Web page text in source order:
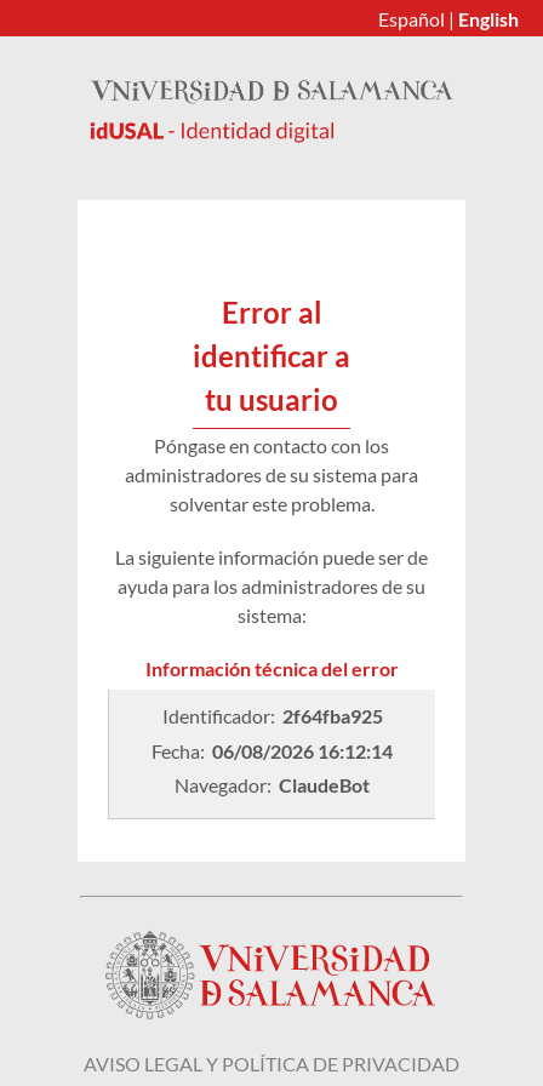
Español | English
Error al
identificar a
tu usuario
Póngase en contacto con los
administradores de su sistema para
solventar este problema.
La siguiente información puede ser de
ayuda para los administradores de su
sistema:
Información técnica del error
Identificador: 2f64fba925
Fecha: 06/08/2026 16:12:14
Navegador: ClaudeBot
AVISO LEGAL Y POLÍTICA DE PRIVACIDAD